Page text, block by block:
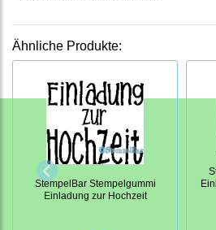
Ähnliche Produkte:
StempelBar Stempelgummi
Einladung zur Hochzeit